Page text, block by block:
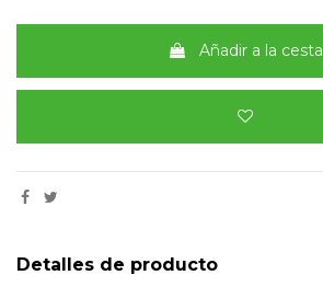
Añadir a la cesta
Detalles de producto